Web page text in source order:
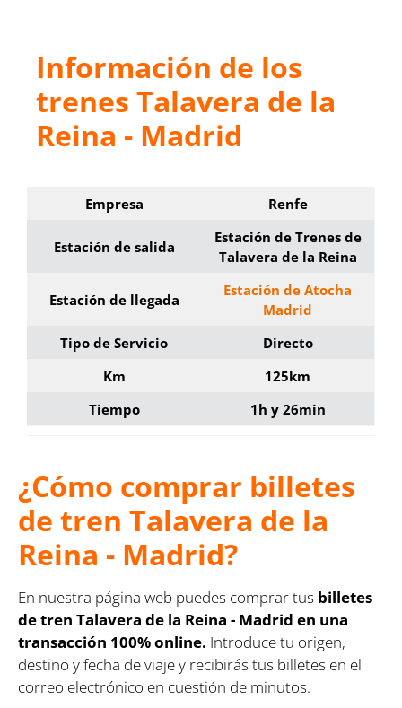
Información de los
trenes Talavera de la
Reina - Madrid
Empresa Renfe
Estación de salida
Estación de Trenes de
Talavera de la Reina
Estación de llegada
Estación de Atocha
Madrid
Tipo de Servicio
Directo
Km
125km
Tiempo
1h y 26min
¿Cómo comprar billetes
de tren Talavera de la
Reina - Madrid?
En nuestra página web puedes comprar tus billetes
de tren Talavera de la Reina - Madrid en una
transacción 100% online. Introduce tu origen,
destino y fecha de viaje y recibirás tus billetes en el
correo electrónico en cuestión de minutos.